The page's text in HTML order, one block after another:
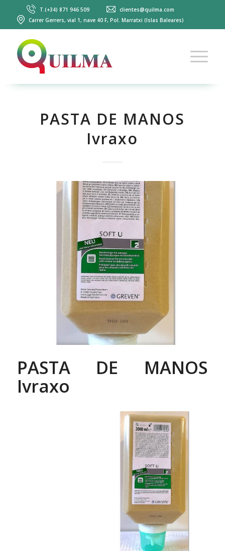
T.(+34) 871 946 509
clientes@quilma.com
Carrer Gerrers, vial 1, nave 40 F, Pol. Marratxi (Islas Baleares)
PASTA DE MANOS
Ivraxo
PASTA DE MANOS
Ivraxo